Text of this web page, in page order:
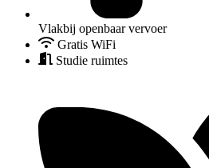
Vlakbij openbaar vervoer
Gratis WiFi
Studie ruimtes